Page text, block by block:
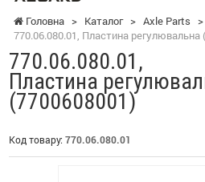
Головна > Каталог > Axle Parts >
770.06.080.01, Пластина регулювальна
770.06.080.01,
Пластина
(7700608001)
Код товару: 770.06.080.01